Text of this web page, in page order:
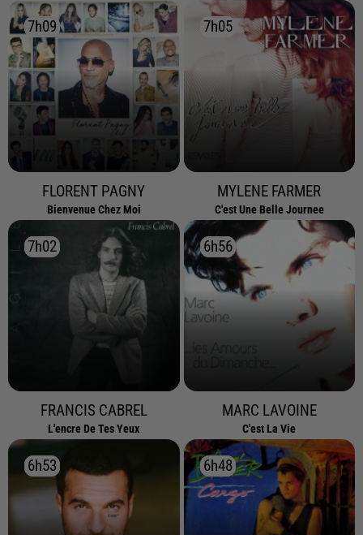
7h09
7h09
FLORENT PAGNY
Bienvenue Chez Moi
7h05
7h05
MYLENE FARMER
C'est Une Belle Journee
7h02
7h02
FRANCIS CABREL
L'encre De Tes Yeux
6h56
6h56
MARC LAVOINE
C'est La Vie
6h53
6h53 6h48
6h48